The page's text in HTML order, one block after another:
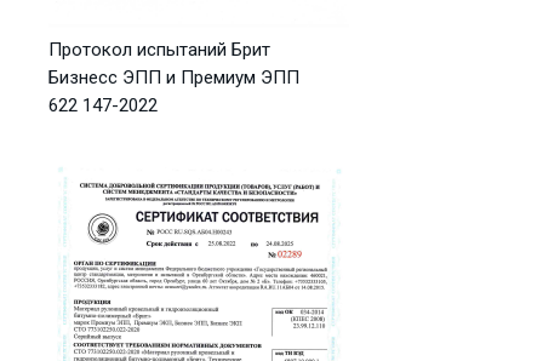
Протокол испытаний Брит
Бизнесс ЭПП и Премиум ЭПП
622 147-2022